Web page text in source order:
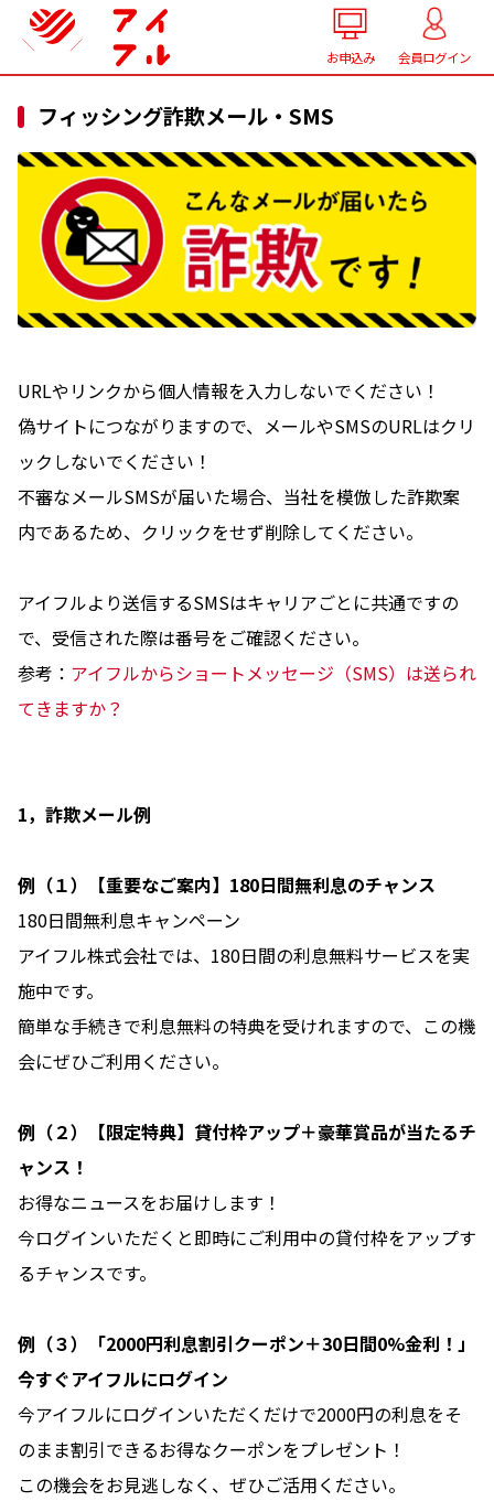
お申込み 会員ログイン
フィッシング詐欺メール・SMS
URLやリンクから個人情報を入力しないでください！
偽サイトにつながりますので、メールやSMSのURLはクリ
ックしないでください！
不審なメールSMSが届いた場合、当社を模倣した詐欺案
内であるため、クリックをせず削除してください。
アイフルより送信するSMSはキャリアごとに共通ですの
で、受信された際は番号をご確認ください。
参考： アイフルからショートメッセージ（SMS）は送られ
てきますか？
1，詐欺メール例
例（１）【重要なご案内】180日間無利息のチャンス
180日間無利息キャンペーン
アイフル株式会社では、180日間の利息無料サービスを実
施中です。
簡単な手続きで利息無料の特典を受けれますので、この機
会にぜひご利用ください。
例（２）【限定特典】貸付枠アップ＋豪華賞品が当たるチ
ャンス！
お得なニュースをお届けします！
今ログインいただくと即時にご利用中の貸付枠をアップす
るチャンスです。
例（３）「2000円利息割引クーポン＋30日間0%金利！」
今すぐアイフルにログイン
今アイフルにログインいただくだけで2000円の利息をそ
のまま割引できるお得なクーポンをプレゼント！
この機会をお見逃しなく、ぜひご活用ください。